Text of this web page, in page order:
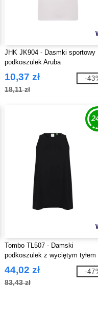
JHK JK904 - Dasmki sportowy
podkoszulek Aruba
10,37 zł
18,11 zł
-
Tombo TL507 - Damski
podkoszulek z wyciętym tyłem
44,02 zł
83,43 zł
-